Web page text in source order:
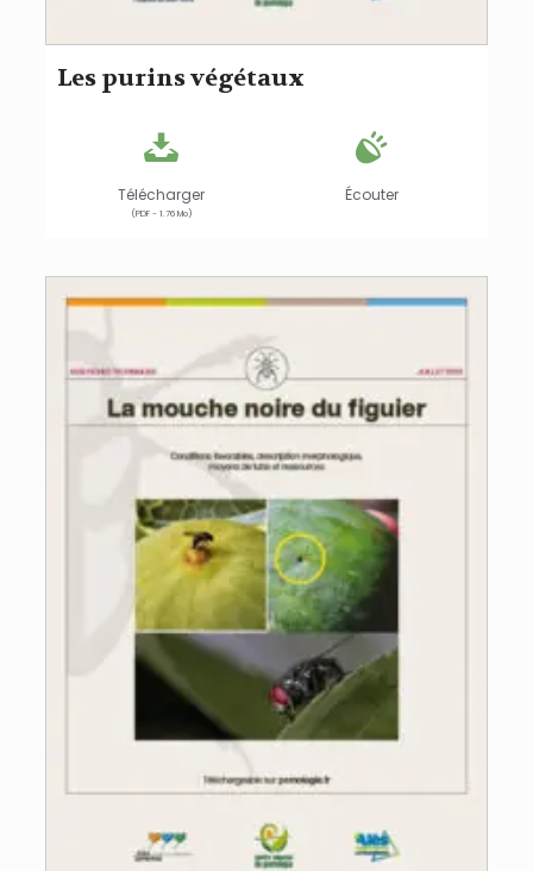
Les purins végétaux
Télécharger
(PDF - 1.76 Mo)
Écouter